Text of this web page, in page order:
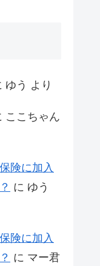
ゆう より
ここちゃん
険に加入
に ゆう
険に加入
に マー君